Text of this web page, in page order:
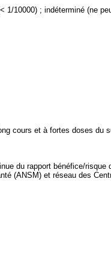
10000) ; indéterminé (ne
cours et à fortes doses du
du rapport bénéfice/
(ANSM) et réseau des